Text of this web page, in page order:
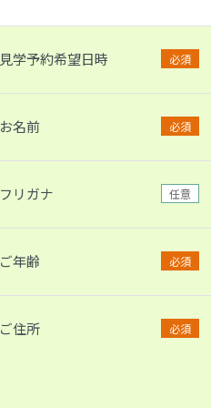
見学予約希望日時 必須
お名前 必須
フリガナ 任意
ご年齢 必須
ご住所 必須